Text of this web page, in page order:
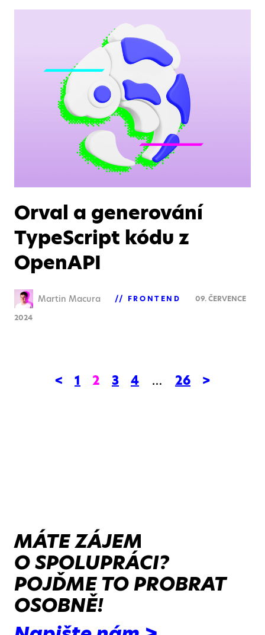
Orval a generování
TypeScript kódu z
OpenAPI
Martin Macura FRONTEND
09. ČERVENCE
2024
< 1 2 3 4 … 26 >
MÁTE ZÁJEM
O SPOLUPRÁCI?
POJĎME TO PROBRAT
OSOBNĚ!